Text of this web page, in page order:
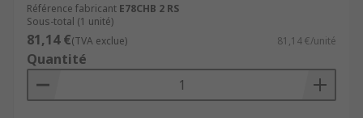
Référence fabricant E78CHB 2 RS
Sous-total (1 unité)
81,14 €(TVA exclue) 81,14 €/unité
Quantité